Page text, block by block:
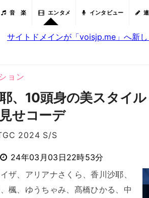
音 楽 エンタメ インタビュー
サイトドメインが「voisjp.me」へ新
ョン
、10頭身の美スタイ
せコーデ
2024 S/S
24年03月03日22時53分
ザ、アリアナさくら、香川沙耶、
楓、ゆうちゃみ、髙橋ひかる、中